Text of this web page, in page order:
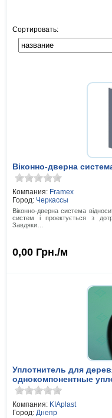
Сортировать:
Віконно-дверна
Компания: Framex
Город: Черкассы
Віконно-дверна система
систем і проектується з
Завдяки…
0,00 Грн./м
Уплотнитель для
однокомпонентные
Компания: KIAplast
Город: Днепр